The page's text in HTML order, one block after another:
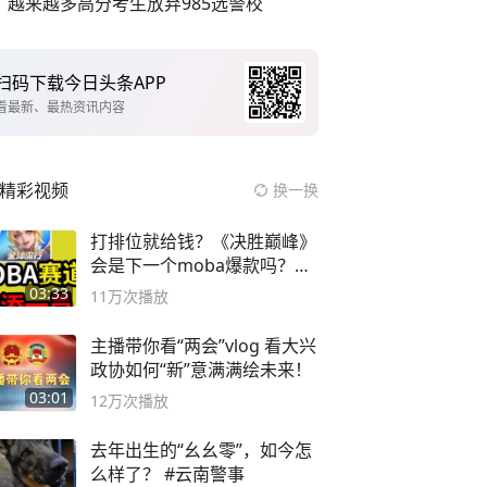
码下载今日头条APP
最新、最热资讯内容
精彩视频 换一换
03:33
打排位就给钱？《决胜巅峰》
会是下一个moba爆款吗？#
决胜巅峰
11万次播放
03:01
主播带你看“两会”vlog 看大兴
政协如何“新”意满满绘未来！
12万次播放
去年出生的“幺幺零”，如今怎
么样了？ #云南警事